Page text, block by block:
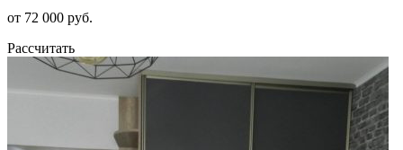
от 72 000 руб.
Рассчитать